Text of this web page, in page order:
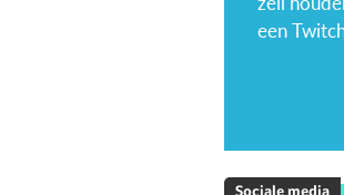
een
Sociale media